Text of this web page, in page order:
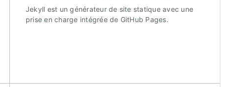
Jekyll est un générateur de site statique avec une
prise en charge intégrée de GitHub Pages.